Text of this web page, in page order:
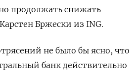
продолжать снижать
Бржески из ING.
не было бы ясно, что
банк действительно